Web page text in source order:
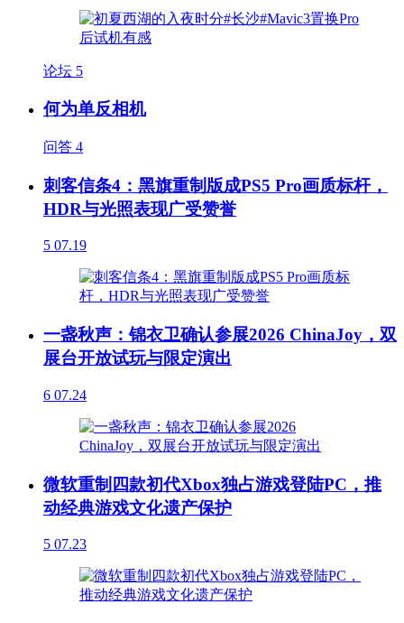
论坛 5
何为单反相机
问答 4
刺客信条4：黑旗重制版成PS5 Pro画质标杆，
HDR与光照表现广受赞誉
5 07.19
一盏秋声：锦衣卫确认参展2026 ChinaJoy，双
展台开放试玩与限定演出
6 07.24
微软重制四款初代Xbox独占游戏登陆PC，推
动经典游戏文化遗产保护
5 07.23